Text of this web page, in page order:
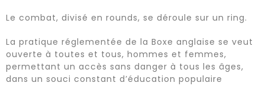
Le combat, divisé en rounds, se déroule sur un ring.
La pratique réglementée de la Boxe anglaise se veut
ouverte à toutes et tous, hommes et femmes,
permettant un accès sans danger à tous les âges,
dans un souci constant d’éducation populaire